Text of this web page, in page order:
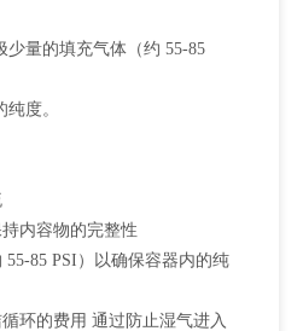
量的填充气体（约 55-85
度。
内容物的完整性
55-85 PSI）以确保容器内的纯
环的费用 通过防止湿气进入